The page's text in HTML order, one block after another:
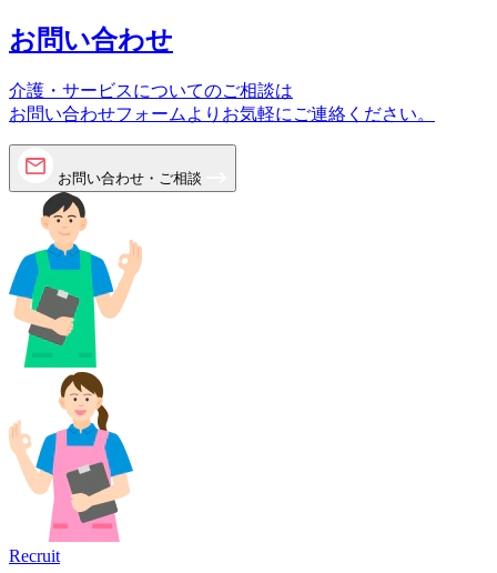
お問い合わせ
介護・サービスについてのご相談は
お問い合わせフォームよりお気軽にご連絡ください。
お問い合わせ・ご相談
Recruit